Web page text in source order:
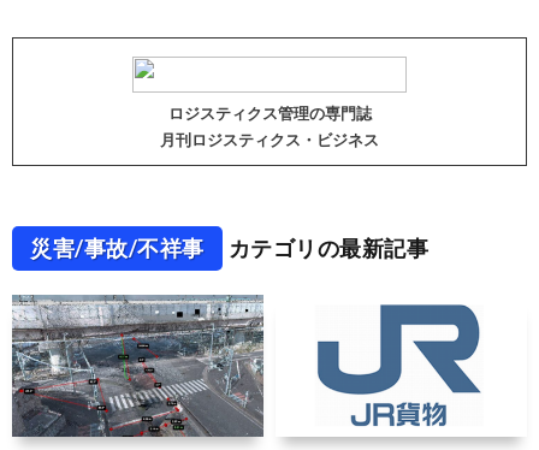
ロジスティクス管理の専門誌
月刊ロジスティクス・ビジネス
災害/事故/不祥事 カテゴリの最新記事